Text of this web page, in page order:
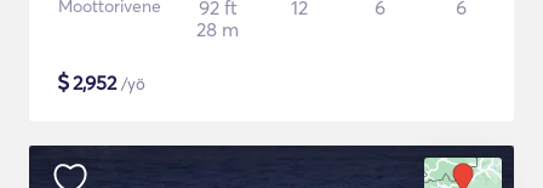
Moottorivene
92 ft
28 m
12 6 6
$2,952/yö